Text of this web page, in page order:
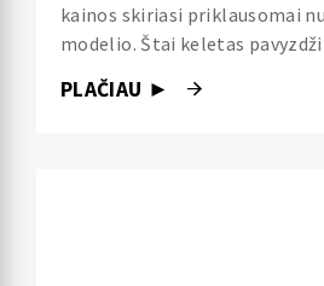
kainos skiriasi priklausomai
modelio. Štai keletas
PLAČIAU ►